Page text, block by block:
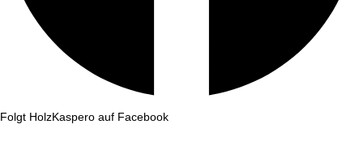
Folgt HolzKaspero auf Facebook